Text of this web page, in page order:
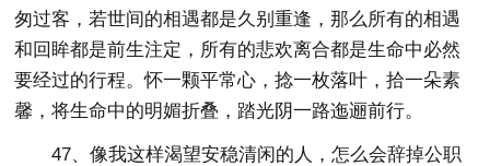
匆过客，若世间的相遇都是久别重逢，那么所有的相遇
和回眸都是前生注定，所有的悲欢离合都是生命中必然
要经过的行程。怀一颗平常心，捻一枚落叶，拾一朵素
馨，将生命中的明媚折叠，踏光阴一路迤逦前行。
47、像我这样渴望安稳清闲的人，怎么会辞掉公职